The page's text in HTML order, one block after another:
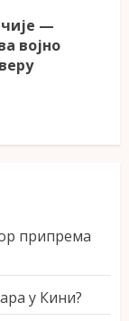
—
војно
припрема
у Кини?